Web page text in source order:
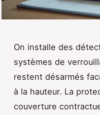
On installe des
systèmes de
restent désarmés
à la hauteur. La
couverture